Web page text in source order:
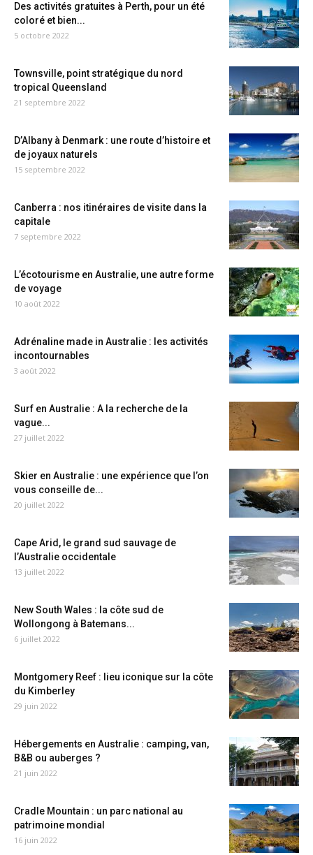
Des activités gratuites à Perth, pour un été
coloré et bien...
5 octobre 2022
Townsville, point stratégique du nord
tropical Queensland
21 septembre 2022
D’Albany à Denmark : une route d’histoire et
de joyaux naturels
15 septembre 2022
Canberra : nos itinéraires de visite dans la
capitale
7 septembre 2022
L’écotourisme en Australie, une autre forme
de voyage
10 août 2022
Adrénaline made in Australie : les activités
incontournables
3 août 2022
Surf en Australie : A la recherche de la
vague...
27 juillet 2022
Skier en Australie : une expérience que l’on
vous conseille de...
20 juillet 2022
Cape Arid, le grand sud sauvage de
l’Australie occidentale
13 juillet 2022
New South Wales : la côte sud de
Wollongong à Batemans...
6 juillet 2022
Montgomery Reef : lieu iconique sur la côte
du Kimberley
29 juin 2022
Hébergements en Australie : camping, van,
B&B ou auberges ?
21 juin 2022
Cradle Mountain : un parc national au
patrimoine mondial
16 juin 2022